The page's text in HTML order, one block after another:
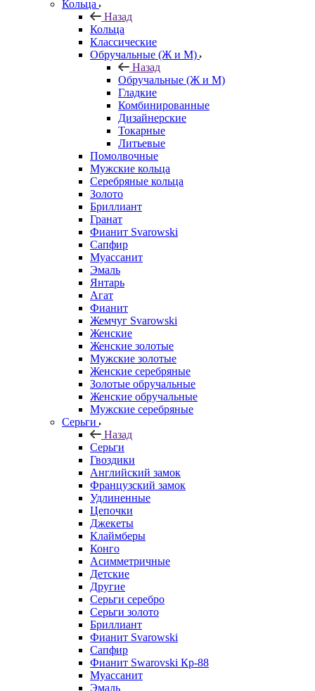
Кольца
Назад
Кольца
Классические
Обручальные (Ж и М)
Назад
Обручальные (Ж и М)
Гладкие
Комбинированные
Дизайнерские
Токарные
Литьевые
Помолвочные
Мужские кольца
Серебряные кольца
Золото
Бриллиант
Гранат
Фианит Svarowski
Сапфир
Муассанит
Эмаль
Янтарь
Агат
Фианит
Жемчуг Svarowski
Женские
Женские золотые
Мужские золотые
Женские серебряные
Золотые обручальные
Женские обручальные
Мужские серебряные
Серьги
Назад
Серьги
Гвоздики
Английский замок
Французский замок
Удлиненные
Цепочки
Джекеты
Клаймберы
Конго
Асимметричные
Детские
Другие
Серьги серебро
Серьги золото
Бриллиант
Фианит Svarowski
Сапфир
Фианит Swarovski Кр-88
Муассанит
Эмаль